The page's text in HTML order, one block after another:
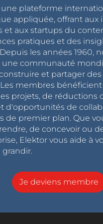
une plateforme
appliquée, offrant aux
et aux startups du
pratiques et des
les années 1960,
une communauté
et partager
membres
projets, de réductions
d'opportunités de
de premier plan. Que
de concevoir ou
Elektor vous aide à
grandir.
Je deviens membre